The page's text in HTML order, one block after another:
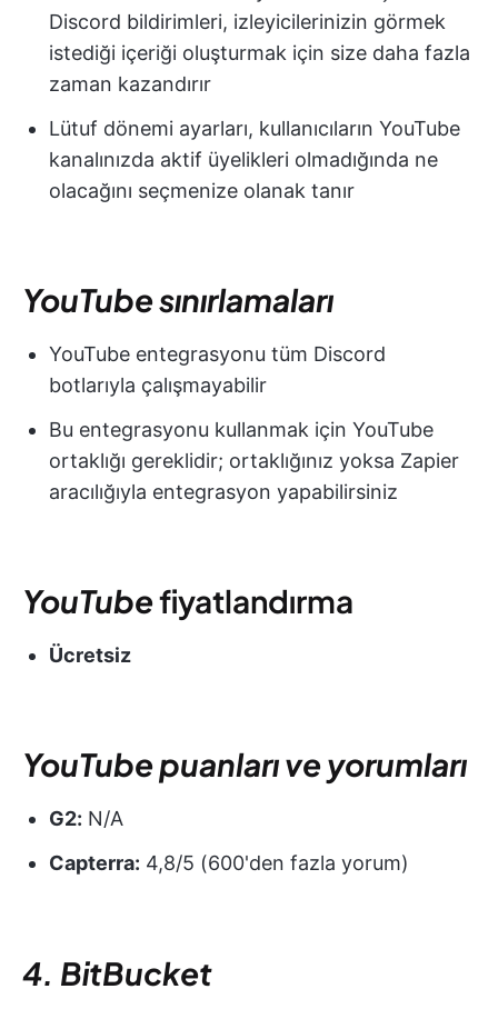
Discord bildirimleri, izleyicilerinizin görmek
istediği içeriği oluşturmak için size daha fazla
zaman kazandırır
Lütuf dönemi ayarları, kullanıcıların YouTube
kanalınızda aktif üyelikleri olmadığında ne
olacağını seçmenize olanak tanır
YouTube sınırlamaları
YouTube entegrasyonu tüm Discord
botlarıyla çalışmayabilir
Bu entegrasyonu kullanmak için YouTube
ortaklığı gereklidir; ortaklığınız yoksa Zapier
aracılığıyla entegrasyon yapabilirsiniz
YouTubefiyatlandırma
Ücretsiz
YouTube puanları ve yorumları
G2: N/A
Capterra: 4,8/5 (600'den fazla yorum)
4. BitBucket